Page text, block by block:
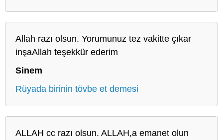
Allah razı olsun. Yorumunuz tez vakitte çıkar
inşaAllah teşekkür ederim
Sinem
Rüyada birinin tövbe et demesi
ALLAH cc razı olsun. ALLAH,a emanet olun